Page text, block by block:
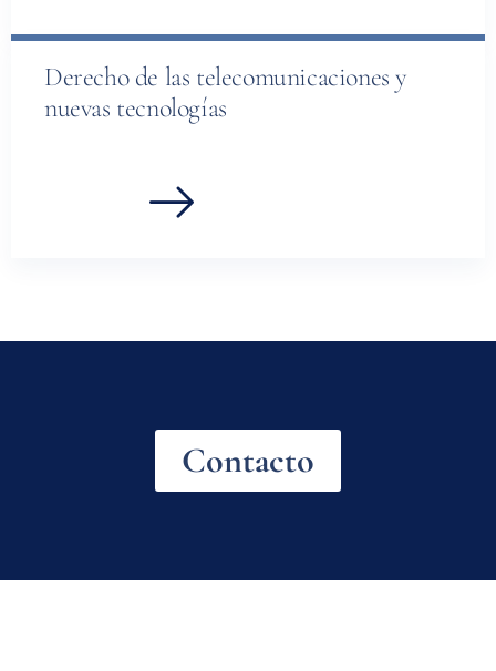
Derecho de las telecomunicaciones y
nuevas tecnologías
Contacto